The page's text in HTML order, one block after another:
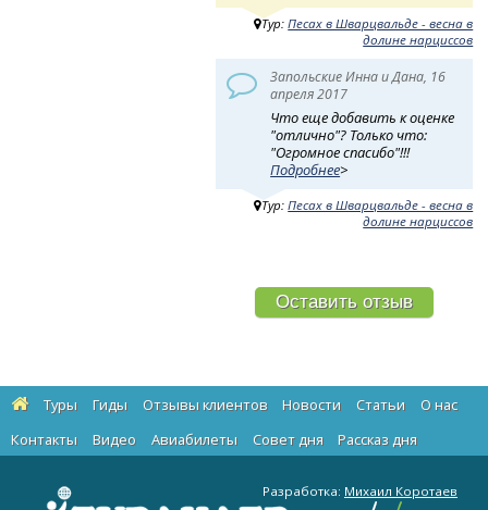
Тур:Песах в Шварцвальде - весна в
долине нарциссов
Запольские Инна и Дана, 16
апреля 2017
Что еще добавить к оценке
"отлично"? Только что:
"Огромное спасибо"!!!
Подробнее>
Тур:Песах в Шварцвальде - весна в
долине нарциссов
Оставить отзыв
Туры Гиды Отзывы клиентов Новости Статьи
О нас
Контакты
Видео Авиабилеты Cовет дня Рассказ дня
Разработка: Михаил Коротаев